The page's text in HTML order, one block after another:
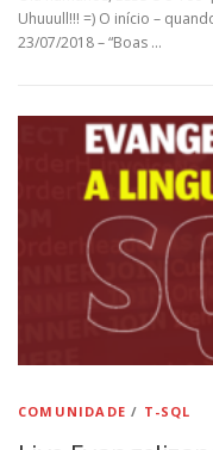
Uhuuull!!! =) O início –
23/07/2018 – “Boas …
COMUNIDADE / T-SQL